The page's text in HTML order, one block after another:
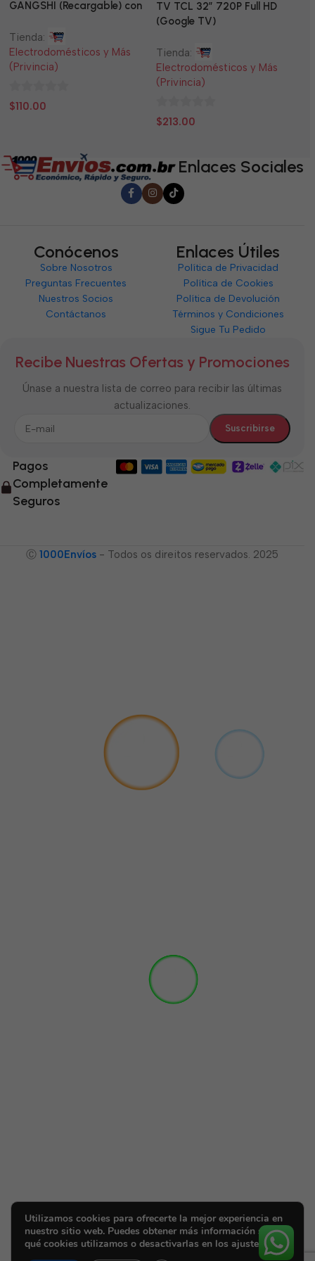
GANGSHI (Recargable) con
Tienda:
Electrodomésticos y Más
(Privincia)
0
$110.00
TV TCL 32” 720P Full HD
(Google TV)
Tienda:
Electrodomésticos y Más
(Privincia)
0
$213.00
Enlaces Sociales
Conócenos
Sobre Nosotros
Preguntas Frecuentes
Nuestros Socios
Contáctanos
Enlaces Útiles
Política de Privacidad
Política de Cookies
Política de Devolución
Términos y Condiciones
Sigue Tu Pedido
Recibe Nuestras Ofertas y Promociones
Únase a nuestra lista de correo para recibir las últimas
actualizaciones.
Pagos
Completamente
Seguros
Ⓒ 1000Envíos - Todos os direitos reservados. 2025
Utilizamos cookies para ofrecerte la mejor experiencia en
nuestro sitio web. Puedes obtener más información sobre
qué cookies utilizamos o desactivarlas en los ajustes.